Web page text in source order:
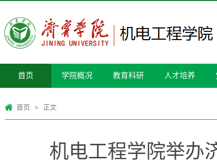
首页 学院概况 教育科研 人才培养
首页 > 正文
机电工程学院举办